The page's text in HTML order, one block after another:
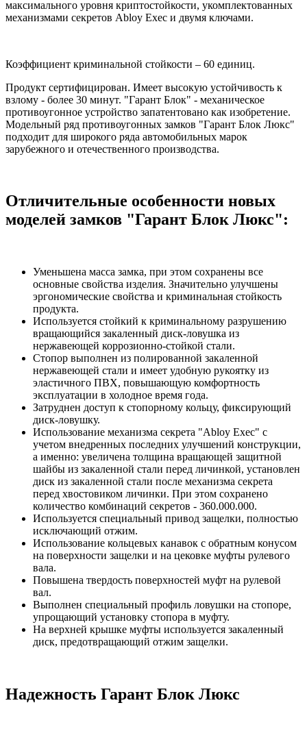
максимального уровня криптостойкости, укомплектованных
механизмами секретов Abloy Exec и двумя ключами.
Коэффициент криминальной стойкости – 60 единиц.
Продукт сертифицирован. Имеет высокую устойчивость к
взлому - более 30 минут. "Гарант Блок" - механическое
противоугонное устройство запатентовано как изобретение.
Модельный ряд противоугонных замков "Гарант Блок Люкс"
подходит для широкого ряда автомобильных марок
зарубежного и отечественного производства.
Отличительные особенности новых
моделей замков "Гарант Блок Люкс":
Уменьшена масса замка, при этом сохранены все
основные свойства изделия. Значительно улучшены
эргономические свойства и криминальная стойкость
продукта.
Используется стойкий к криминальному разрушению
вращающийся закаленный диск-ловушка из
нержавеющей коррозионно-стойкой стали.
Стопор выполнен из полированной закаленной
нержавеющей стали и имеет удобную рукоятку из
эластичного ПВХ, повышающую комфортность
эксплуатации в холодное время года.
Затруднен доступ к стопорному кольцу, фиксирующий
диск-ловушку.
Использование механизма секрета "Abloy Exec" с
учетом внедренных последних улучшений конструкции,
а именно: увеличена толщина вращающей защитной
шайбы из закаленной стали перед личинкой, установлен
диск из закаленной стали после механизма секрета
перед хвостовиком личинки. При этом сохранено
количество комбинаций секретов - 360.000.000.
Используется специальный привод защелки, полностью
исключающий отжим.
Использование кольцевых канавок с обратным конусом
на поверхности защелки и на цековке муфты рулевого
вала.
Повышена твердость поверхностей муфт на рулевой
вал.
Выполнен специальный профиль ловушки на стопоре,
упрощающий установку стопора в муфту.
На верхней крышке муфты используется закаленный
диск, предотвращающий отжим защелки.
Надежность Гарант Блок Люкс